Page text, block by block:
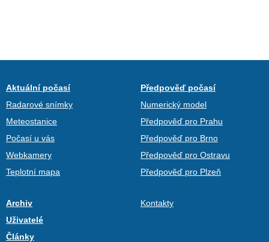
Aktuální počasí
Radarové snímky
Meteostanice
Počasí u vás
Webkamery
Teplotní mapa
Předpověď počasí
Numerický model
Předpověď pro Prahu
Předpověď pro Brno
Předpověď pro Ostravu
Předpověď pro Plzeň
Archiv
Uživatelé
Články
Kontakty